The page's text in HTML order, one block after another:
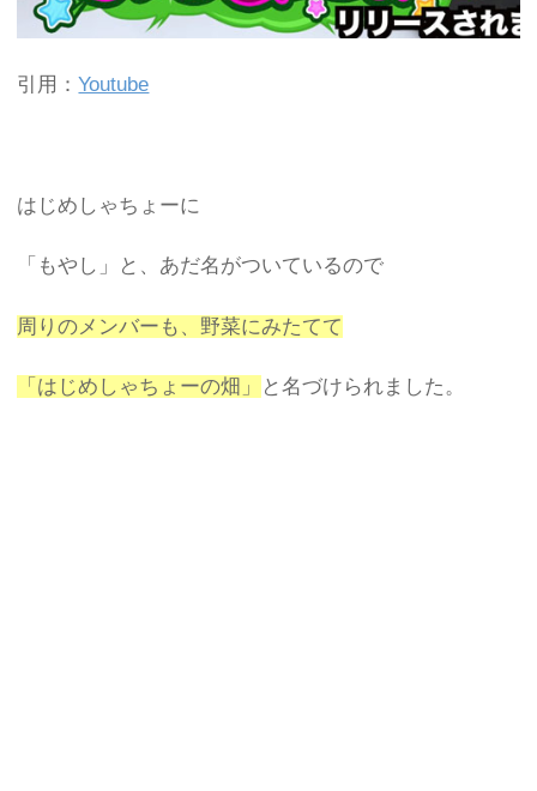
引用：Youtube
はじめしゃちょーに
「もやし」と、あだ名がついているので
周りのメンバーも、野菜にみたてて
「はじめしゃちょーの畑」 と名づけられました。